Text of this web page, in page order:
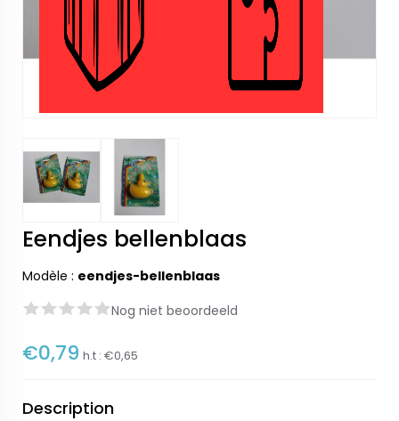
Eendjes bellenblaas
Modèle : eendjes-bellenblaas
Nog niet beoordeeld
€0,79 h.t : €0,65
Description